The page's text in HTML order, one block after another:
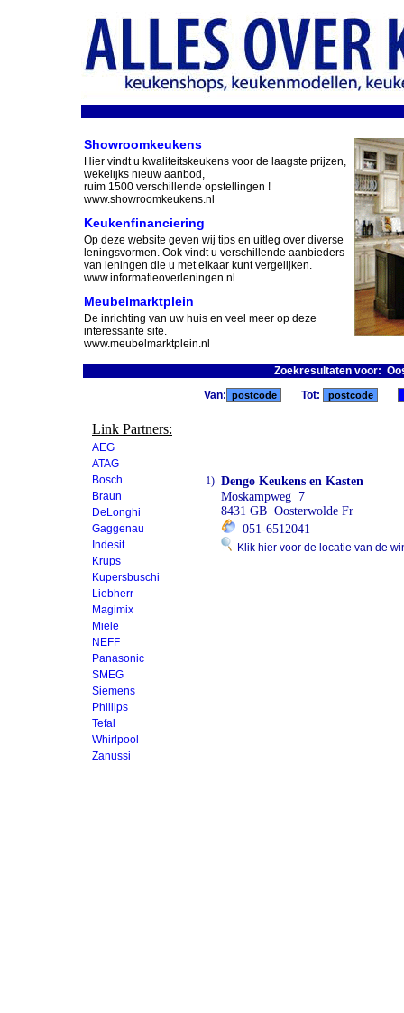
Showroomkeukens
Hier vindt u kwaliteitskeukens voor de laagste prijzen,
wekelijks nieuw aanbod,
ruim 1500 verschillende opstellingen !
www.showroomkeukens.nl
Keukenfinanciering
Op deze website geven wij tips en uitleg over diverse
leningsvormen. Ook vindt u verschillende aanbieders
van leningen die u met elkaar kunt vergelijken.
www.informatieoverleningen.nl
Meubelmarktplein
De inrichting van uw huis en veel meer op deze
interessante site.
www.meubelmarktplein.nl
Zoekresultaten voor:
Link Partners:
AEG
ATAG
Bosch
Braun
DeLonghi
Gaggenau
Indesit
Krups
Kupersbuschi
Liebherr
Magimix
Miele
NEFF
Panasonic
SMEG
Siemens
Phillips
Tefal
Whirlpool
Zanussi
Van: Tot:
1) Dengo Keukens en Kasten
Moskampweg 7
8431 GB Oosterwolde Fr
051-6512041
Klik hier voor de locatie van de